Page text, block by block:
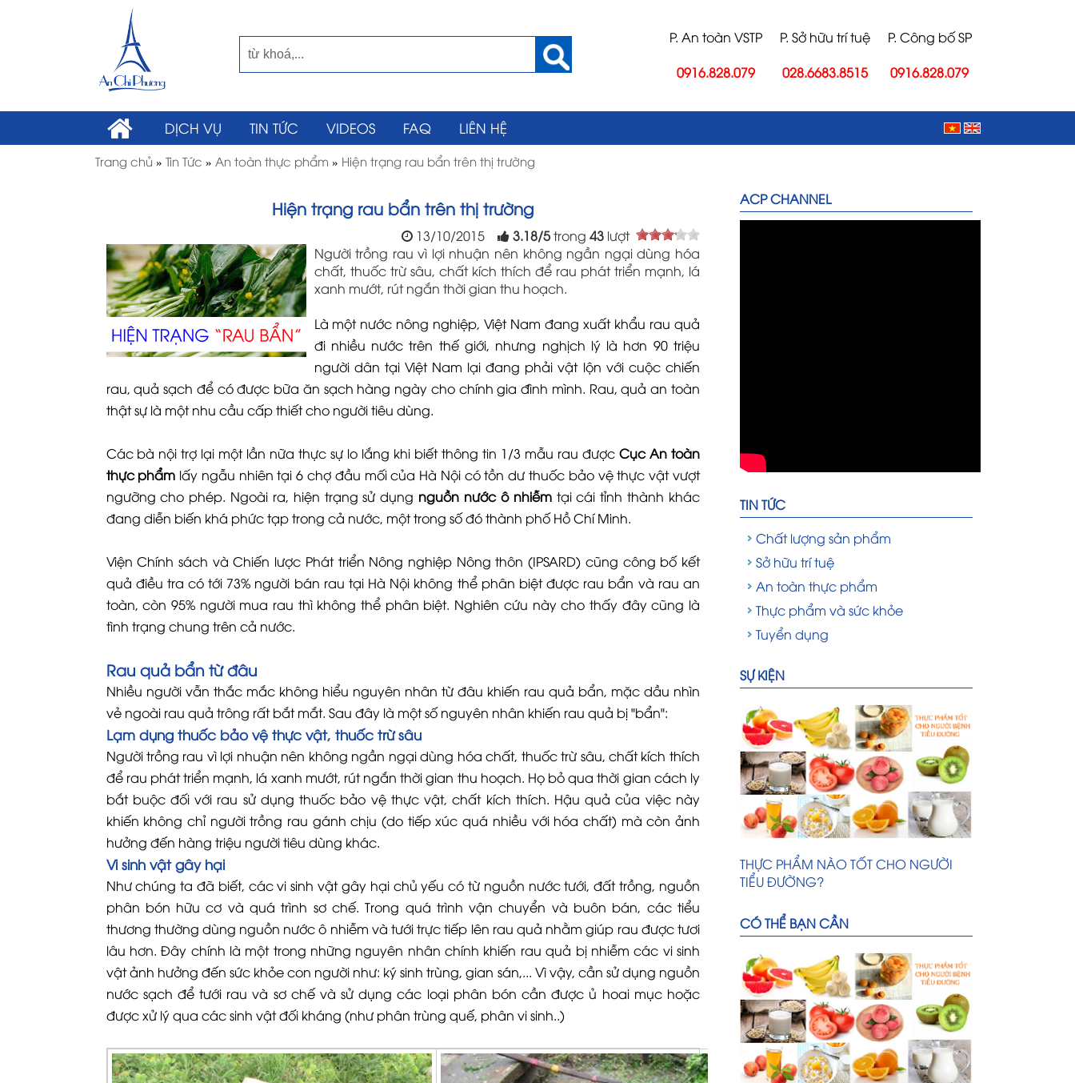
P. An toàn VSTP
0916.828.079
P. Sở hữu trí tuệ
028.6683.8515
P. Công bố SP
0916.828.079
DỊCH VỤ TIN TỨC VIDEOS FAQ LIÊN HỆ
Trang chủ » Tin Tức » An toàn thực phẩm » Hiện trạng rau bẩn trên thị trường
Hiện trạng rau bẩn trên thị trường
13/10/2015 3.18/5trong 43lượt
Người trồng rau vì lợi nhuận nên không ngần ngại dùng hóa
chất, thuốc trừ sâu, chất kích thích để rau phát triển mạnh, lá
xanh mướt, rút ngắn thời gian thu hoạch.
Là một nước nông nghiệp, Việt Nam đang xuất khẩu rau quả
đi nhiều nước trên thế giới, nhưng nghịch lý là hơn 90 triệu
người dân tại Việt Nam lại đang phải vật lộn với cuộc chiến
rau, quả sạch để có được bữa ăn sạch hàng ngày cho chính gia đình mình. Rau, quả an toàn
thật sự là một nhu cầu cấp thiết cho người tiêu dùng.
Các bà nội trợ lại một lần nữa thực sự lo lắng khi biết thông tin 1/3 mẫu rau được Cục An toàn
thực phẩm lấy ngẫu nhiên tại 6 chợ đầu mối của Hà Nội có tồn dư thuốc bảo vệ thực vật vượt
ngưỡng cho phép. Ngoài ra, hiện trạng sử dụng nguồn nước ô nhiễmtại cái tỉnh thành khác
đang diễn biến khá phức tạp trong cả nước, một trong số đó thành phố Hồ Chí Minh.
Viện Chính sách và Chiến lược Phát triển Nông nghiệp Nông thôn (IPSARD) cũng công bố kết
quả điều tra có tới 73% người bán rau tại Hà Nội không thể phân biệt được rau bẩn và rau an
toàn, còn 95% người mua rau thì không thể phân biệt. Nghiên cứu này cho thấy đây cũng là
tình trạng chung trên cả nước.
Rau quả bẩn từ đâu
Nhiều người vẫn thắc mắc không hiểu nguyên nhân từ đâu khiến rau quả bẩn, mặc dầu nhìn
vẻ ngoài rau quả trông rất bắt mắt. Sau đây là một số nguyên nhân khiến rau quả bị "bẩn":
Lạm dụng thuốc bảo vệ thực vật, thuốc trừ sâu
Người trồng rau vì lợi nhuận nên không ngần ngại dùng hóa chất, thuốc trừ sâu, chất kích thích
để rau phát triển mạnh, lá xanh mướt, rút ngắn thời gian thu hoạch. Họ bỏ qua thời gian cách ly
bắt buộc đối với rau sử dụng thuốc bảo vệ thực vật, chất kích thích. Hậu quả của việc này
khiến không chỉ người trồng rau gánh chịu (do tiếp xúc quá nhiều với hóa chất) mà còn ảnh
hưởng đến hàng triệu người tiêu dùng khác.
Vi sinh vật gây hại
Như chúng ta đã biết, các vi sinh vật gây hại chủ yếu có từ nguồn nước tưới, đất trồng, nguồn
phân bón hữu cơ và quá trình sơ chế. Trong quá trình vận chuyển và buôn bán, các tiểu
thương thường dùng nguồn nước ô nhiễm và tưới trực tiếp lên rau quả nhằm giúp rau được tươi
lâu hơn. Đây chính là một trong những nguyên nhân chính khiến rau quả bị nhiễm các vi sinh
vật ảnh hưởng đến sức khỏe con người như: ký sinh trùng, gian sán,... Vì vậy, cần sử dụng nguồn
nước sạch để tưới rau và sơ chế và sử dụng các loại phân bón cần được ủ hoai mục hoặc
được xử lý qua các sinh vật đối kháng (như phân trùng quế, phân vi sinh..)
ACP CHANNEL
TIN TỨC
Chất lượng sản phẩm
Sở hữu trí tuệ
An toàn thực phẩm
Thực phẩm và sức khỏe
Tuyển dụng
SỰ KIỆN
Nhân viên xử lý hồ sơ: công bố chất
Giải Nhiệt?
THỰC PHẨM NÀO TỐT CHO NGƯỜI
TIỂU ĐƯỜNG?
NHỮNG THỰC PHẨM HÀNG ĐẦU GIÀU
VITAMIN C
CÓ THỂ BẠN CẦN
Nhân viên xử lý hồ sơ: công bố chất
lượng sản phẩm, vsattp
Mùa Nắng Nóng Nên Uống Gì Để
Giải Nhiệt?